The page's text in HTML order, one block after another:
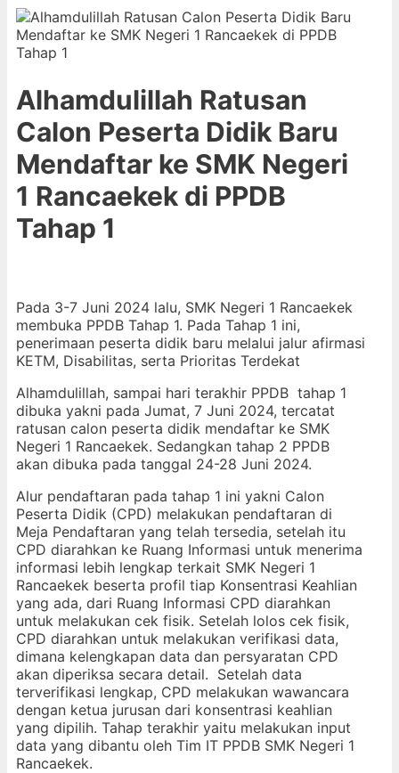
Alhamdulillah Ratusan
Calon Peserta Didik Baru
Mendaftar ke SMK Negeri
1 Rancaekek di PPDB
Tahap 1
Pada 3-7 Juni 2024 lalu, SMK Negeri 1 Rancaekek
membuka PPDB Tahap 1. Pada Tahap 1 ini,
penerimaan peserta didik baru melalui jalur afirmasi
KETM, Disabilitas, serta Prioritas Terdekat
Alhamdulillah, sampai hari terakhir PPDB tahap 1
dibuka yakni pada Jumat, 7 Juni 2024, tercatat
ratusan calon peserta didik mendaftar ke SMK
Negeri 1 Rancaekek. Sedangkan tahap 2 PPDB
akan dibuka pada tanggal 24-28 Juni 2024.
Alur pendaftaran pada tahap 1 ini yakni Calon
Peserta Didik (CPD) melakukan pendaftaran di
Meja Pendaftaran yang telah tersedia, setelah itu
CPD diarahkan ke Ruang Informasi untuk menerima
informasi lebih lengkap terkait SMK Negeri 1
Rancaekek beserta profil tiap Konsentrasi Keahlian
yang ada, dari Ruang Informasi CPD diarahkan
untuk melakukan cek fisik. Setelah lolos cek fisik,
CPD diarahkan untuk melakukan verifikasi data,
dimana kelengkapan data dan persyaratan CPD
akan diperiksa secara detail. Setelah data
terverifikasi lengkap, CPD melakukan wawancara
dengan ketua jurusan dari konsentrasi keahlian
yang dipilih. Tahap terakhir yaitu melakukan input
data yang dibantu oleh Tim IT PPDB SMK Negeri 1
Rancaekek.